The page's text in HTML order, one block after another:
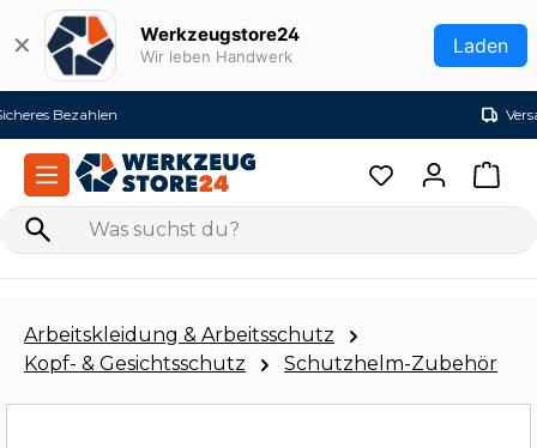
Zum Hauptinhalt springen
✕ Werkzeugstore24
Wir leben Handwerk Laden
Arbeitskleidung & Arbeitsschutz
Kopf- & Gesichtsschutz
Schutzhelm-Zubehör